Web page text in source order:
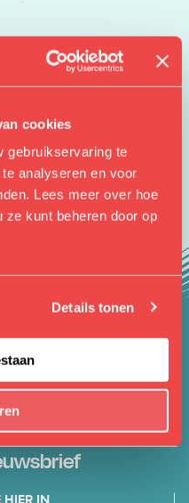
cookies
gebruikservaring te
analyseren en voor
Lees meer over hoe
ze kunt beheren door op
Details tonen
ontvang je de 2e
hoogte
HIER IN